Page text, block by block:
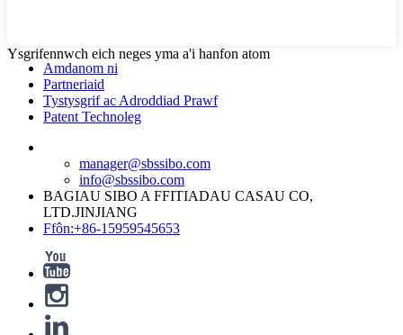
Ysgrifennwch eich neges yma a'i hanfon atom
Amdanom ni
Partneriaid
Tystysgrif ac Adroddiad Prawf
Patent Technoleg
manager@sbssibo.com
info@sbssibo.com
BAGIAU SIBO A FFITIADAU CASAU CO,
LTD.JINJIANG
Ffôn:+86-15959545653